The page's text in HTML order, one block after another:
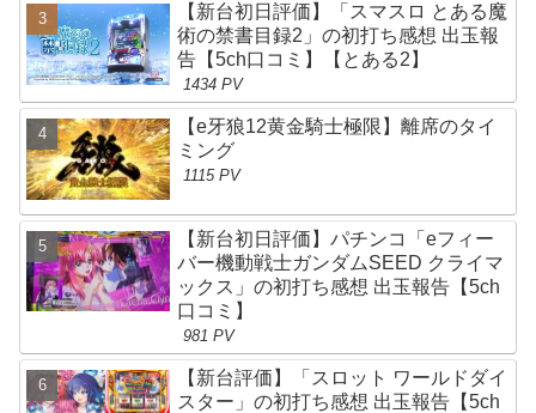
【新台初日評価】「スマスロ とある魔
術の禁書目録2」の初打ち感想 出玉報
告【5ch口コミ】【とある2】
1434 PV
【e牙狼12黄金騎士極限】離席のタイ
ミング
1115 PV
【新台初日評価】パチンコ「eフィー
バー機動戦士ガンダムSEED クライマ
ックス」の初打ち感想 出玉報告【5ch
口コミ】
981 PV
【新台評価】「スロット ワールドダイ
スター」の初打ち感想 出玉報告【5ch